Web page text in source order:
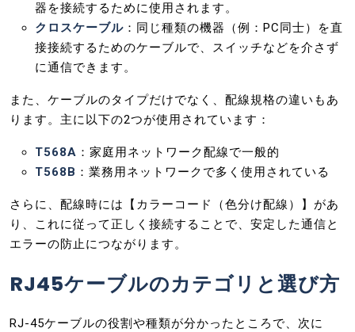
器を接続するために使用されます。
クロスケーブル ：同じ種類の機器（例：PC同士）を直
接接続するためのケーブルで、スイッチなどを介さず
に通信できます。
また、ケーブルのタイプだけでなく、配線規格の違いもあ
ります。主に以下の2つが使用されています：
T568A ：家庭用ネットワーク配線で一般的
T568B ：業務用ネットワークで多く使用されている
さらに、配線時には【カラーコード（色分け配線）】があ
り、これに従って正しく接続することで、安定した通信と
エラーの防止につながります。
RJ45ケーブルのカテゴリと選び方
RJ-45ケーブルの役割や種類が分かったところで、次に